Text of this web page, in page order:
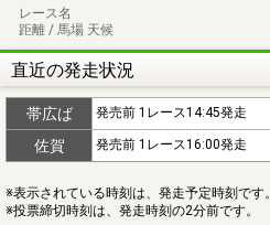
レース名
距離 / 馬場 天候
直近の発走状況
帯広ば 発売前 1レース14:45発走
佐賀 発売前 1レース16:00発走
※表示されている時刻は、発走予定時刻です。
※投票締切時刻は、発走時刻の2分前です。